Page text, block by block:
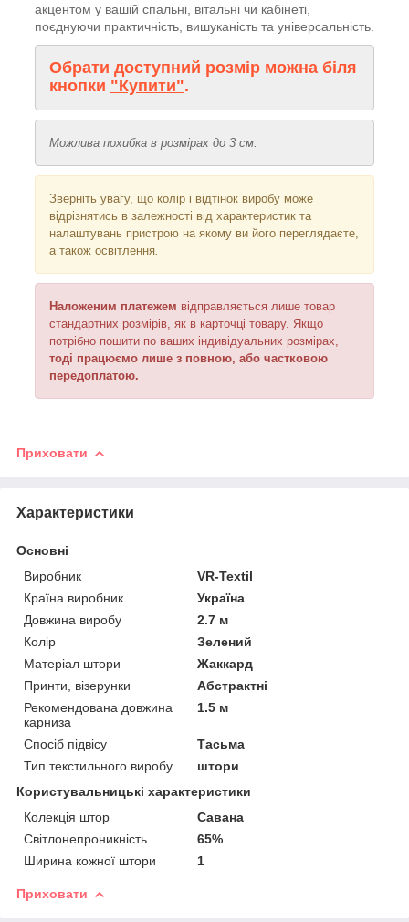
акцентом у вашій спальні, вітальні чи кабінеті,
поєднуючи практичність, вишуканість та універсальність.
Обрати доступний розмір можна біля
кнопки "Купити".
Можлива похибка в розмірах до 3 см.
Зверніть увагу, що колір і відтінок виробу може
відрізнятись в залежності від характеристик та
налаштувань пристрою на якому ви його переглядаєте,
а також освітлення
Наложеним платежем відправляється лише товар
стандартних розмірів, як в карточці товару. Якщо
потрібно пошити по ваших індивідуальних розмірах,
тоді працюємо лише з повною, або частковою
передоплатою.
Приховати
Характеристики
Основні
Виробник
VR-Textil
Країна виробник
Україна
Довжина виробу
2.7 м
Колір
Зелений
Матеріал штори
Жаккард
Принти, візерунки
Абстрактні
Рекомендована довжина
карниза
1.5 м
Спосіб підвісу
Тасьма
Тип текстильного виробу
штори
Користувальницькі характеристики
Колекція штор
Савана
Світлонепроникність
65%
Ширина кожної штори
1
Приховати